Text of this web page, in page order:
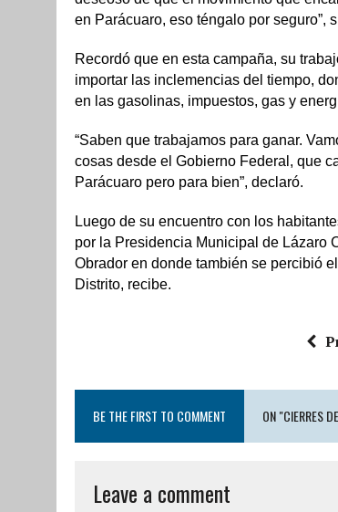
en Parácuaro, eso téngalo por seguro”,
Recordó que en esta campaña, su
importar las inclemencias del tiempo,
en las gasolinas, impuestos, gas y
“Saben que trabajamos para ganar.
cosas desde el Gobierno Federal, que
Parácuaro pero para bien”, declaró.
Luego de su encuentro con los
por la Presidencia Municipal de Lázaro
Obrador en donde también se percibió
Distrito, recibe.
BE THE FIRST TO COMMENT ON "CIERRES
Leave a comment